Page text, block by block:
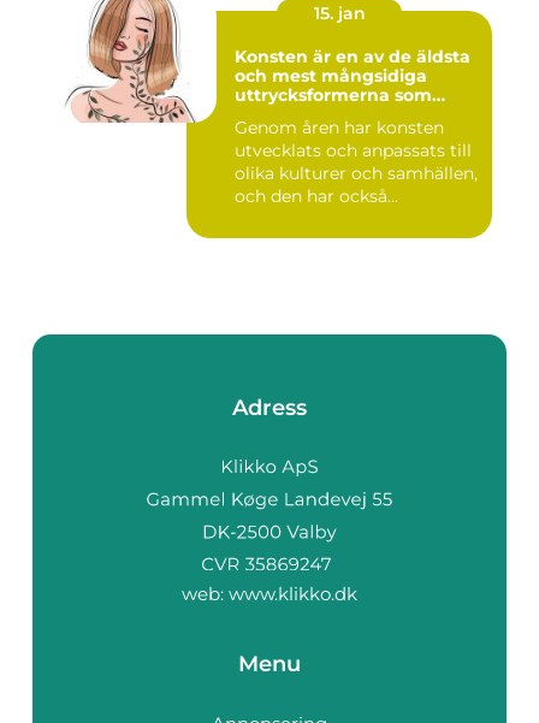
15. jan
Konsten är en av de äldsta
och mest mångsidiga
uttrycksformerna som
Genom åren har konsten
utvecklats och anpassats till
olika kulturer och samhällen,
och den har också...
Adress
web: www.klikko.dk
Menu